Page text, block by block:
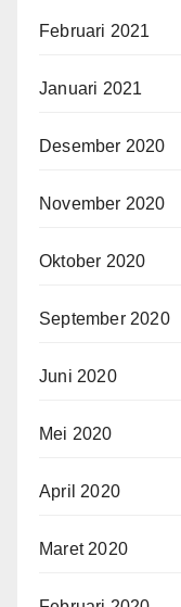
Februari 2021
Januari 2021
Desember 2020
November 2020
Oktober 2020
September 2020
Juni 2020
Mei 2020
April 2020
Maret 2020